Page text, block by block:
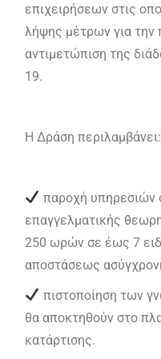
επιχειρήσεων στις
λήψης μέτρων για την
αντιμετώπιση της
19.
Η Δράση περιλαμβάνει:
παροχή υπηρεσιών
επαγγελματικής
250 ωρών σε έως 7
αποστάσεως
πιστοποίηση των
θα αποκτηθούν στο
κατάρτισης.